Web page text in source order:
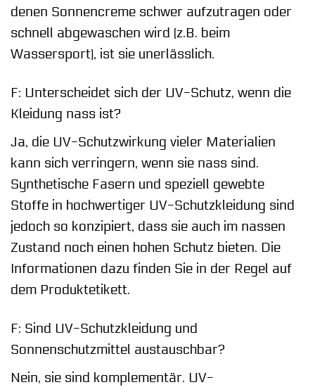
denen Sonnencreme schwer aufzutragen oder
schnell abgewaschen wird (z.B. beim
Wassersport), ist sie unerlässlich.
F: Unterscheidet sich der UV-Schutz, wenn die
Kleidung nass ist?
Ja, die UV-Schutzwirkung vieler Materialien
kann sich verringern, wenn sie nass sind.
Synthetische Fasern und speziell gewebte
Stoffe in hochwertiger UV-Schutzkleidung sind
jedoch so konzipiert, dass sie auch im nassen
Zustand noch einen hohen Schutz bieten. Die
Informationen dazu finden Sie in der Regel auf
dem Produktetikett.
F: Sind UV-Schutzkleidung und
Sonnenschutzmittel austauschbar?
Nein, sie sind komplementär. UV-